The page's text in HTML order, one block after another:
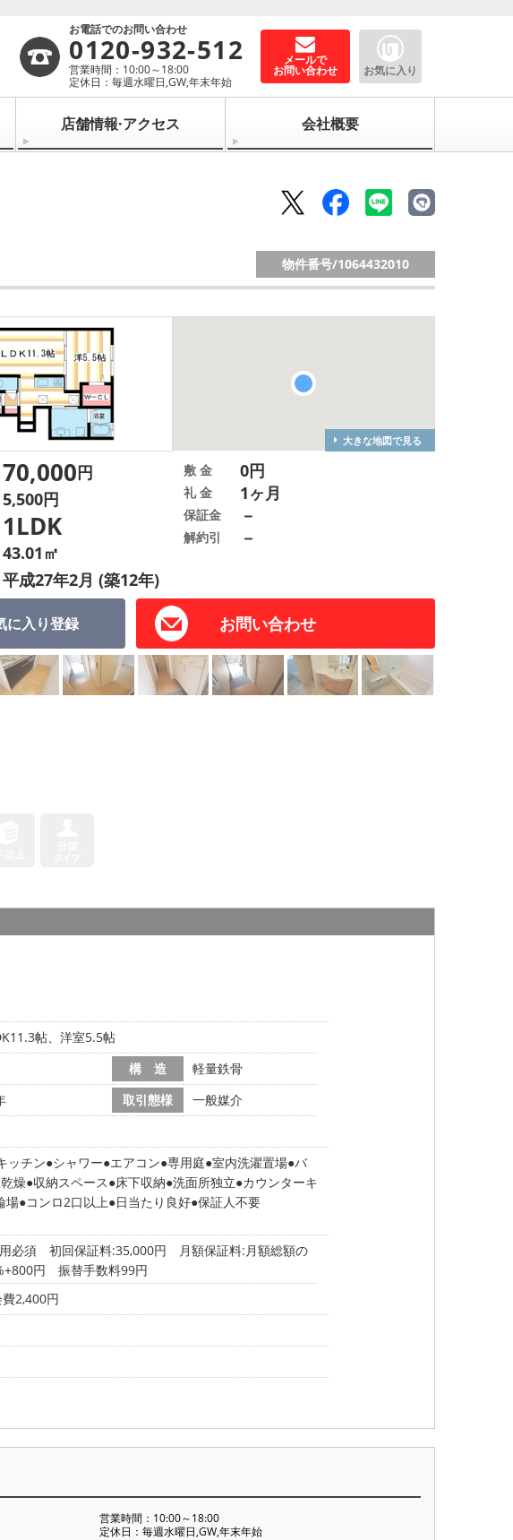
お電話でのお問い合わせ
0120-932-512
営業時間：10:00～18:00
定休日：毎週水曜日,GW,年末年始
メールで
お問い合わせ お気に入り
店舗情報·アクセス 会社概要
物件番号/1064432010
大きな地図で見る
に入り登録 お問い合わせ
70,000円
5,500円
1LDK
43.01㎡
平成27年2月 (築12年)
敷 金 0円
礼 金 1ヶ月
保証金 －
解約引 －
帖、洋室5.5帖
構 造
軽量鉄骨
取引態様
一般媒介
ッチン シャワー エアコン 専用庭 室内洗濯置場 バ
燥 収納スペース 床下収納 洗面所独立 カウンターキ
場 コンロ2口以上 日当たり良好 保証人不要
必須 初回保証料:35,000円 月額保証料:月額総額の
円 振替手数料99円
2,400円
営業時間：10:00～18:00
定休日：毎週水曜日,GW,年末年始